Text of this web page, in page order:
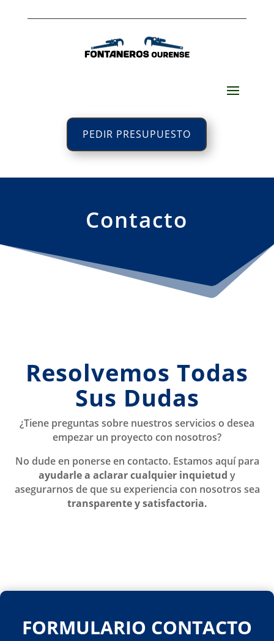
PEDIR PRESUPUESTO
Contacto
Resolvemos Todas
Sus Dudas
¿Tiene preguntas sobre nuestros servicios o desea
empezar un proyecto con nosotros?
No dude en ponerse en contacto. Estamos aquí para
ayudarle a aclarar cualquier inquietud y
asegurarnos de que su experiencia con nosotros sea
transparente y satisfactoria.
FORMULARIO CONTACTO